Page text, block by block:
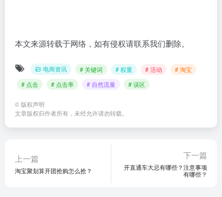
本文来源转载于网络，如有侵权请联系我们删除。
电商资讯 # 关键词 # 权重 # 活动
# 淘宝
# 点击
# 点击率 # 自然流量 # 误区
© 版权声明
文章版权归作者所有，未经允许请勿转载。
上一篇
淘宝聚划算开团抢购怎么抢？
下一篇
开直通车大忌有哪些？注意事项
有哪些？